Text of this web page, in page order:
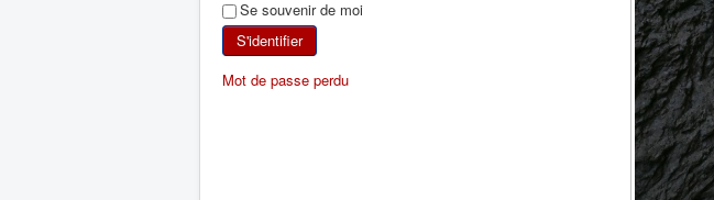
Se souvenir de moi
S'identifier
Mot de passe perdu